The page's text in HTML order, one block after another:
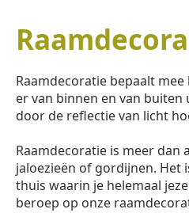
Raamdecoratie bepaalt
er van binnen en van
door de reflectie van licht
Raamdecoratie is meer dan
jaloezieën of gordijnen. Het
thuis waarin je helemaal
beroep op onze